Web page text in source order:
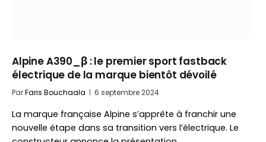
Alpine A390_β : le premier sport fastback
électrique de la marque bientôt dévoilé
ParFaris Bouchaala 6 septembre 2024
La marque française Alpine s’apprête à franchir une
nouvelle étape dans sa transition vers l’électrique. Le